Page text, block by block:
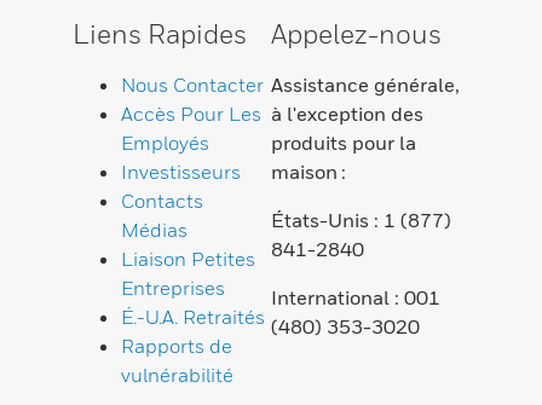
Liens Rapides
Nous Contacter
Accès Pour Les
Employés
Investisseurs
Contacts
Médias
Liaison Petites
Entreprises
É.-U.A. Retraités
Rapports de
vulnérabilité
Appelez-nous
Assistance générale,
à l'exception des
produits pour la
maison :
États-Unis : 1 (877)
841-2840
International : 001
(480) 353-3020